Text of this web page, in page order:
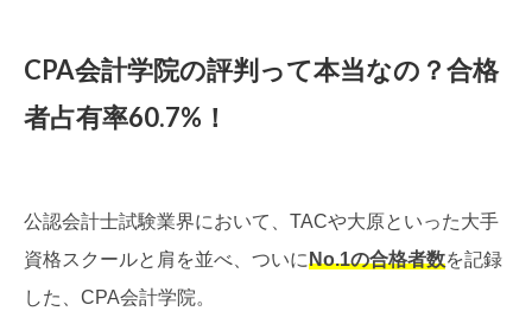
CPA会計学院の評判って本当なの？合格
者占有率60.7%！
公認会計士試験業界において、TACや大原といった大手
資格スクールと肩を並べ、ついにNo.1の合格者数を記録
した、CPA会計学院。